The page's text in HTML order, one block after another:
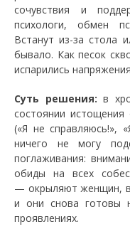
сочувствия и
психологи, обмен
Встанут из-за стола
бывало. Как песок
испарились
Суть решения:в
состоянии истощения
(«Я не справляюсь!»,
ничего не могу
поглаживания:
обиды на всех
— окрыляют женщин,
и они снова готовы
проявлениях.